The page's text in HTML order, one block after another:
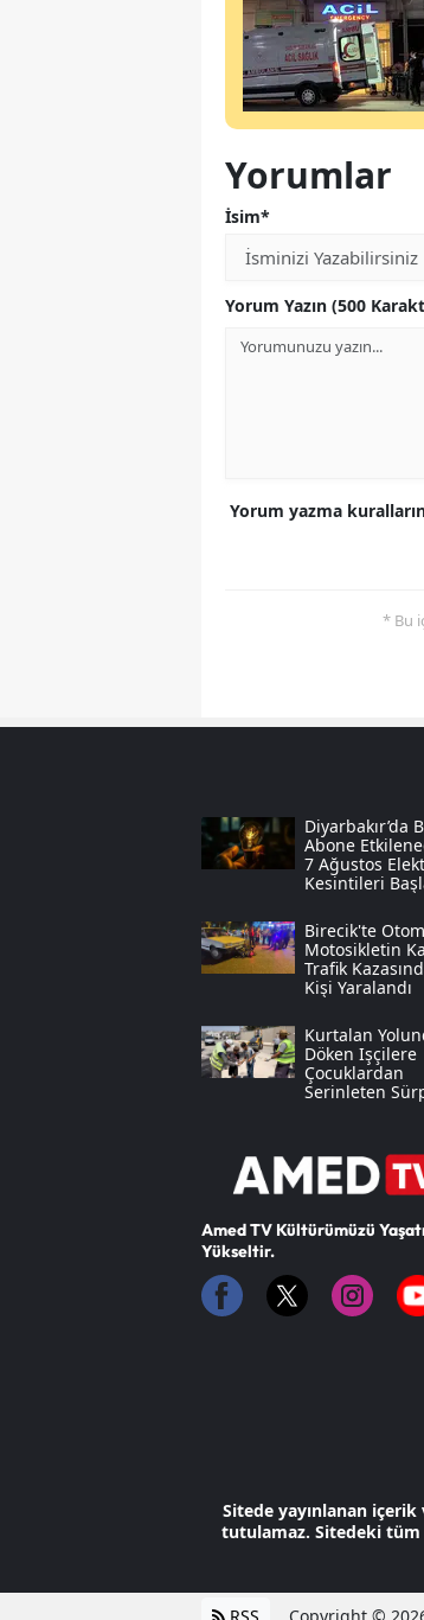
Yorumlar
İsim*
Yorum Yazın (500
Yorum yazma
* Bu
Diyarbakır’da
Abone
7 Ağustos
Kesintileri
Birecik'te
Motosikletin
Trafik
Kişi Yaralandı
Kurtalan
Döken Işçilere
Çocuklardan
Serinleten
Amed TV Kültürümüzü
Yükseltir.
Sitede yayınlanan
tutulamaz. Sitedeki tüm